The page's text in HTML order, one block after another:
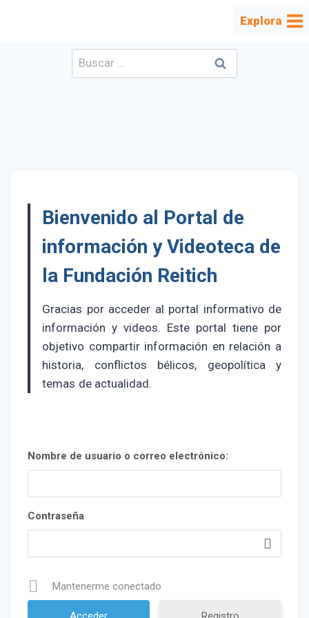
Explora
Buscar:
Bienvenido al Portal de
información y Videoteca de
la Fundación Reitich
Gracias por acceder al portal informativo de
información y videos. Este portal tiene por
objetivo compartir información en relación a
historia, conflictos bélicos, geopolítica y
temas de actualidad.
Nombre de usuario o correo electrónico:
Contraseña
Mantenerme conectado